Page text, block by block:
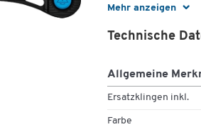
Mehr anzeigen
Messer besonders
und auf dem Ihre
Ihnen das
liegt.
Technische
Allgemeine
Ersatzklingen inkl.
Farbe